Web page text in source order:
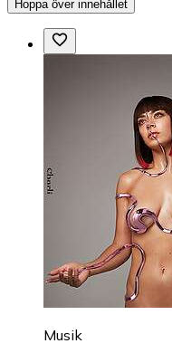
Hoppa över innehållet
Musik